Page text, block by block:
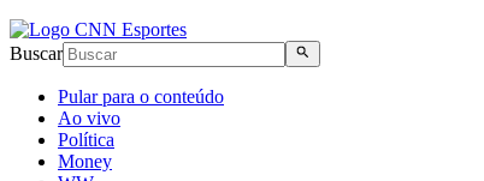
Buscar
Pular para o conteúdo
Ao vivo
Política
Money